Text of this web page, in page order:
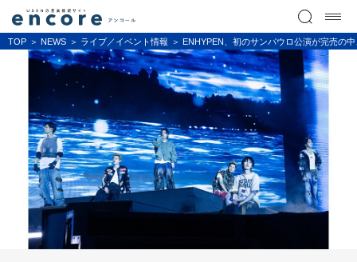
TOP NEWS ライブ／イベント情報 ENHYPEN、初のサンパウロ公演が完売の